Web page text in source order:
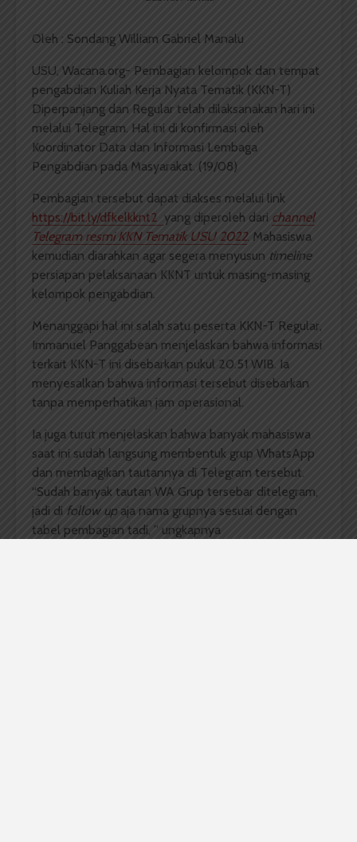
Oleh : Sondang William Gabriel Manalu
USU, Wacana.org- Pembagian kelompok dan tempat
pengabdian Kuliah Kerja Nyata Tematik (KKN-T)
Diperpanjang dan Regular telah dilaksanakan hari ini
melalui Telegram. Hal ini di konfirmasi oleh
Koordinator Data dan Informasi Lembaga
Pengabdian pada Masyarakat. (19/08)
Pembagian tersebut dapat diakses melalui link
https://bit.ly/dfkelkknt2 yang diperoleh dari channel
Telegram resmi KKN Tematik USU 2022. Mahasiswa
kemudian diarahkan agar segera menyusun timeline
persiapan pelaksanaan KKNT untuk masing-masing
kelompok pengabdian.
Menanggapi hal ini salah satu peserta KKN-T Regular,
Immanuel Panggabean menjelaskan bahwa informasi
terkait KKN-T ini disebarkan pukul 20.51 WIB. Ia
menyesalkan bahwa informasi tersebut disebarkan
tanpa memperhatikan jam operasional.
Ia juga turut menjelaskan bahwa banyak mahasiswa
saat ini sudah langsung membentuk grup WhatsApp
dan membagikan tautannya di Telegram tersebut.
“Sudah banyak tautan WA Grup tersebar ditelegram,
jadi di follow up aja nama grupnya sesuai dengan
tabel pembagian tadi, ” ungkapnya